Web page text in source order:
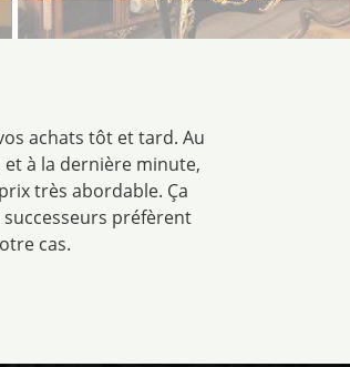
achats tôt et tard. Au
et à la dernière minute,
très abordable. Ça
préfèrent
cas.